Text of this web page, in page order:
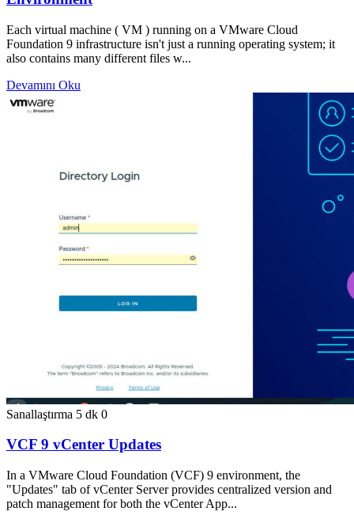
Each virtual machine ( VM ) running on a VMware Cloud
Foundation 9 infrastructure isn't just a running operating system; it
also contains many different files w...
Devamını Oku
Sanallaştırma 5 dk 0
VCF 9 vCenter Updates
In a VMware Cloud Foundation (VCF) 9 environment, the
"Updates" tab of vCenter Server provides centralized version and
patch management for both the vCenter App...